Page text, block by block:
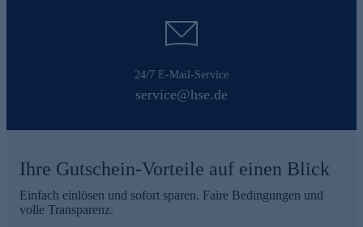
24/7 E-Mail-Service
service@hse.de
Ihre Gutschein-Vorteile auf einen Blick
Einfach einlösen und sofort sparen. Faire Bedingungen und
volle Transparenz.